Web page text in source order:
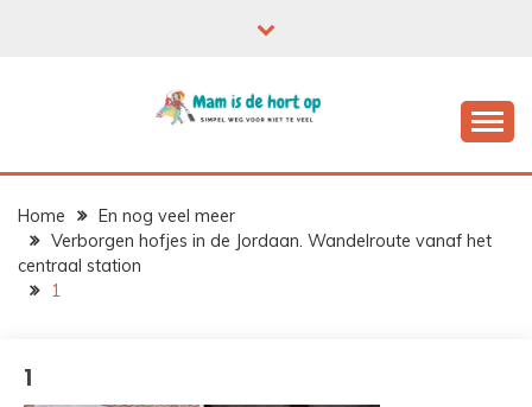
Home
En nog veel meer
Verborgen hofjes in de Jordaan. Wandelroute vanaf het
centraal station
1
1